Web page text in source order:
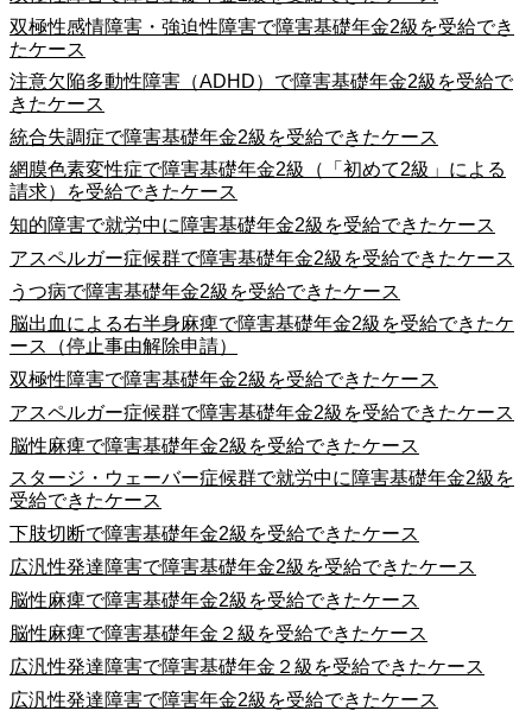
双極性感情障害・強迫性障害で障害基礎年金2級を受給でき
たケース
注意欠陥多動性障害（ADHD）で障害基礎年金2級を受給で
きたケース
統合失調症で障害基礎年金2級を受給できたケース
網膜色素変性症で障害基礎年金2級（「初めて2級」による
請求）を受給できたケース
知的障害で就労中に障害基礎年金2級を受給できたケース
アスペルガー症候群で障害基礎年金2級を受給できたケース
うつ病で障害基礎年金2級を受給できたケース
脳出血による右半身麻痺で障害基礎年金2級を受給できたケ
ース（停止事由解除申請）
双極性障害で障害基礎年金2級を受給できたケース
アスペルガー症候群で障害基礎年金2級を受給できたケース
脳性麻痺で障害基礎年金2級を受給できたケース
スタージ・ウェーバー症候群で就労中に障害基礎年金2級を
受給できたケース
下肢切断で障害基礎年金2級を受給できたケース
広汎性発達障害で障害基礎年金2級を受給できたケース
脳性麻痺で障害基礎年金2級を受給できたケース
脳性麻痺で障害基礎年金２級を受給できたケース
広汎性発達障害で障害基礎年金２級を受給できたケース
広汎性発達障害で障害年金2級を受給できたケース